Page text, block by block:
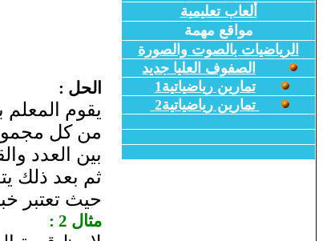
ألعاب تعليمية
مواقع مهمة
الرياضيات بالصوت والصورة
الصفوف العليا جديد
تمارين رياضياتية1
تمارين رياضياتية2
الحل :
يقوم المعلم
من كل
بين العدد
ثم بعد ذلك
حيث تعتبر
مثال 2 :